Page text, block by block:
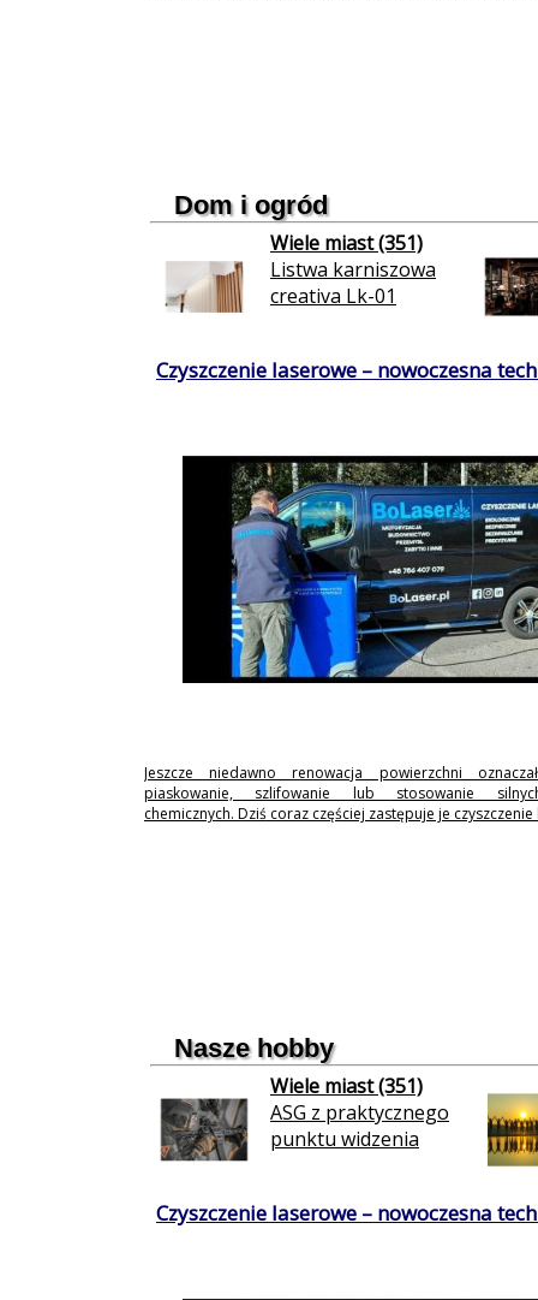
Dom i ogród
Wiele miast (351)
Listwa karniszowa
creativa Lk-01
Czyszczenie laserowe – nowoczesna
Jeszcze niedawno renowacja powierzchni
piaskowanie, szlifowanie lub stosowanie
chemicznych. Dziś coraz częściej zastępuje je
Nasze hobby
Wiele miast (351)
ASG z praktycznego
punktu widzenia
Czyszczenie laserowe – nowoczesna